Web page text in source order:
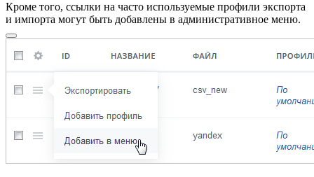
Кроме того, ссылки на часто используемые профили экспорта
и импорта могут быть добавлены в административное меню.